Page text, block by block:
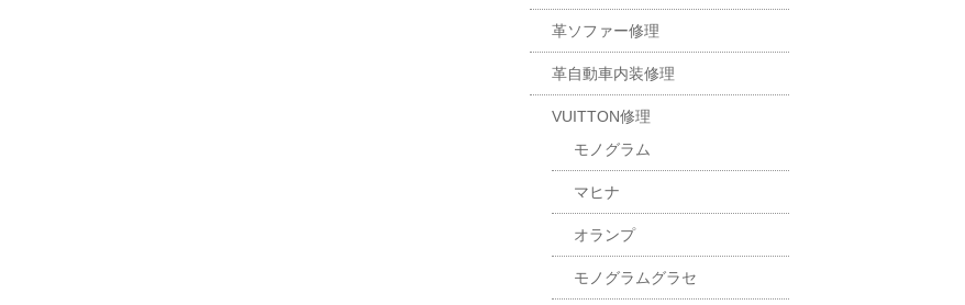
革ソファー修理
革自動車内装修理
VUITTON修理
モノグラム
マヒナ
オランプ
モノグラムグラセ